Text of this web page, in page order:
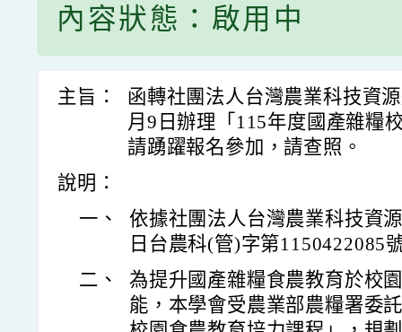
內容狀態：啟用中
主旨：
函轉社團法人台灣農業科技資
月9日辦理「115年度國產雜糧
請踴躍報名參加，請查照。
說明：
一、
依據社團法人台灣農業科技資
日台農科(管)字第1150422085
二、
為提升國產雜糧食農教育於校
能，本學會受農業部農糧署委